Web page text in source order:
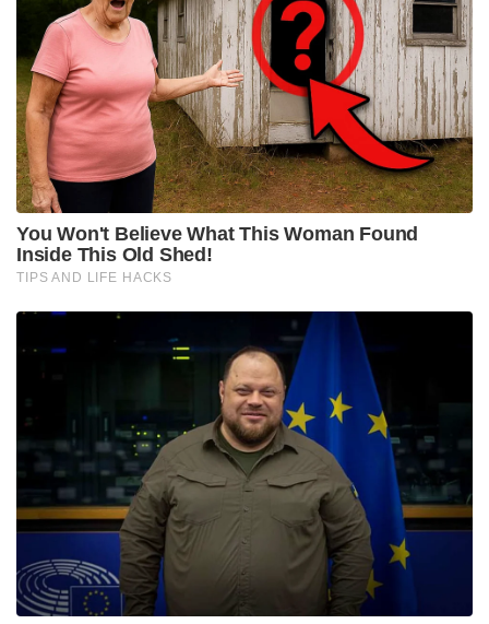
You Won't Believe What This Woman Found
Inside This Old Shed!
TIPS AND LIFE HACKS